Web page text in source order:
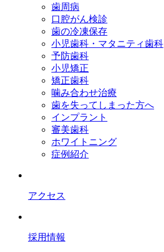
歯周病
口腔がん検診
歯の冷凍保存
小児歯科・マタニティ歯科
予防歯科
小児矯正
矯正歯科
噛み合わせ治療
歯を失ってしまった方へ
インプラント
審美歯科
ホワイトニング
症例紹介
アクセス
採用情報